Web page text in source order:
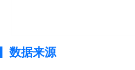
数据来源